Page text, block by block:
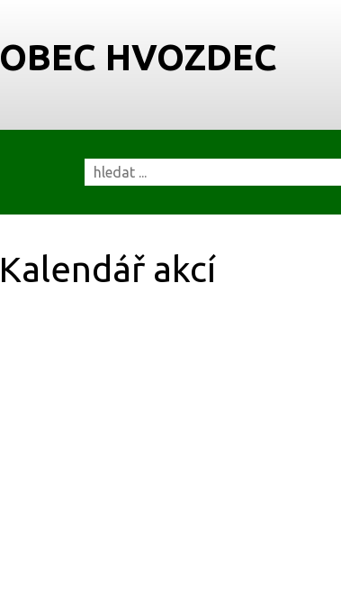
OBEC HVOZDEC
Kalendář akcí